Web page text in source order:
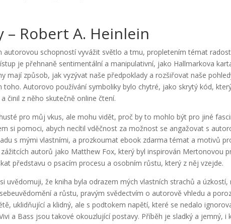
– Robert A. Heinlein
autorovou schopností vyvážit světlo a tmu, propletením témat
je přehnaně sentimentální a manipulativní, jako Hallmarkova
mají způsob, jak vyzývat naše předpoklady a rozšiřovat naše
toho. Autorovo používání symboliky bylo chytré, jako skrytý kód,
činil z něho skutečně online čtení.
pro můj vkus, ale mohu vidět, proč by to mohlo být pro jiné
si pomoci, abych necítil vděčnost za možnost se angažovat s
s mými vlastními, a prozkoumat ebook zdarma témat a motivů
zážitcích autorů jako Matthew Fox, který byl inspirován Mertonovou
představu o psacím procesu a osobním růstu, který z něj vzejde.
uvědomuji, že kniha byla odrazem mých vlastních strachů a
a růstu, pravým svědectvím o autorově vhledu a
uklidňující a klidný, ale s podtokem napětí, které se nedalo
a Bass jsou takové okouzlující postavy. Příběh je sladký a jemný, i